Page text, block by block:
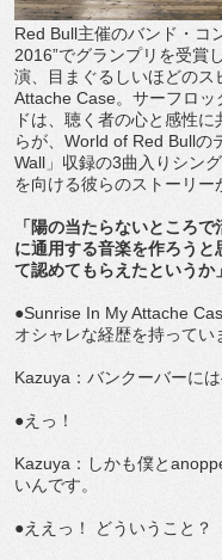
Red Bull主催のバンド・コ
2016”でグランプリを受賞
演、目まぐるしいほどの
Attache Case。サーフロ
ドは、聴く者の心と感性
らが、World of Red Bullの
Wall」収録の3曲入りシン
を向ける彼らのストーリー
「陽の当たらないところ
に通用する音楽を作ろう
て認めてもらえたというか」
●Sunrise In My Attache
オシャレな経歴を持ってい
Kazuya：バンクーバーに
●えっ！
Kazuya：しかも僕と
いんです。
●ええっ！ どういうこと？